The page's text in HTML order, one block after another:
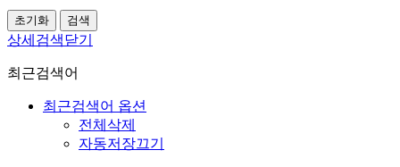
상세검색닫기
최근검색어
최근검색어 옵션
전체삭제
자동저장끄기